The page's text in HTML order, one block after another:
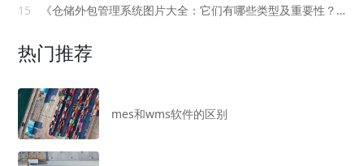
15
《仓储外包管理系统图片大全：它们有哪些类型及重要性？》
热门推荐
mes和wms软件的区别